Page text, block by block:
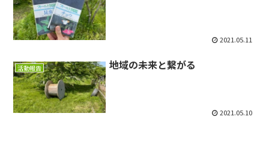
2021.05.11
活動報告 地域の未来と繋がる
2021.05.10